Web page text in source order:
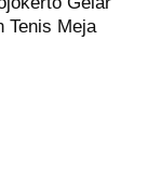
Tenis Meja